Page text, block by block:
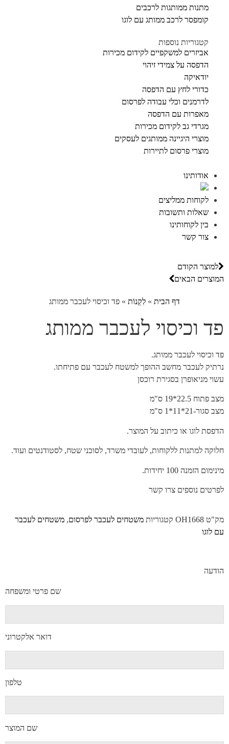
מתנות ממותגות לרכבים
קומפסר לרכב ממותג עם לוגו
קטגוריות נוספות
אביזרים למשקפיים לקידום מכירות
הדפסה על צמידי זיהוי
יודאיקה
כדורי לחץ עם הדפסה
לדרמנים וכלי עבודה לפרסום
מאפרות עם הדפסה
מגרדי גב לקידום מכירות
מוצרי היגיינה ממותגים לעסקים
מוצרי פרסום לתיירות
אודותינו
לקוחות ממליצים
שאלות ותשובות
בין לקוחותינו
צור קשר
למוצר הקודם
המוצרים הבאים
דף הבית»לִקְנוֹת»פד וכיסוי לעכבר ממותג
פד וכיסוי לעכבר ממותג
פד וכיסוי לעכבר ממותג.
נרתיק לעכבר מחשב ההופך למשטח לעכבר עם פתיחתו.
עשוי מניאופרן בסגירת רוכסן
מצב פתוח 22.5*19 ס"מ
מצב סגור-21*11*1 ס"מ
הדפסת לוגו או כיתוב על המוצר.
חלוקה למתנות ללקוחות, לעובדי משרד, לסוכני שטח, לסטודנטים ועוד.
מינימום הזמנה 100 יחידות.
לפרטים נוספים צרו קשר
מק"טOH1668 קטגוריות משטחים לעכבר לפרסום,משטחים לעכבר
עם לוגו
הודעה
שם פרטי ומשפחה
דואר אלקטרוני
טלפון
שם המוצר